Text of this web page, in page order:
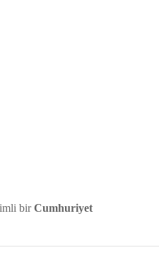
birCumhuriyet